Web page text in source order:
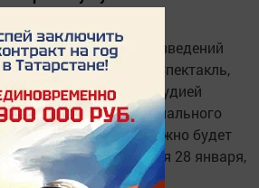
по мотивам произведений
в Чистополе. Спектакль,
театром-студией
на сцене мемориального
Вход бесплатный, нужно будет
Спектакль состоится 28 января,